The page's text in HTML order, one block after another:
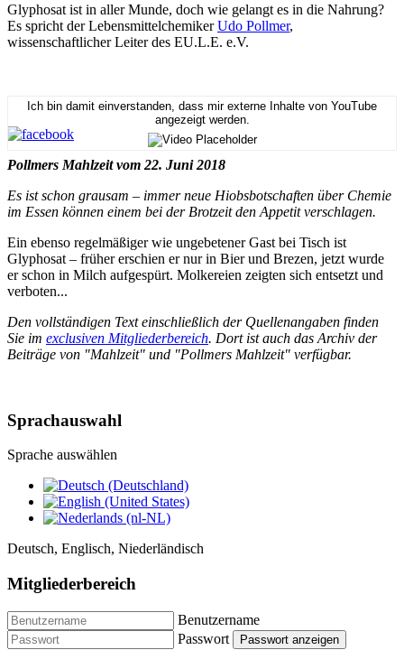
Glyphosat ist in aller Munde, doch wie gelangt es in die Nahrung?
Es spricht der LebensmittelchemikerUdo Pollmer,
wissenschaftlicher Leiter des EU.L.E. e.V.
Ich bin damit einverstanden, dass mir externe Inhalte von YouTube
angezeigt werden.
Pollmers Mahlzeit vom 22. Juni 2018
Es ist schon grausam – immer neue Hiobsbotschaften über Chemie
im Essen können einem bei der Brotzeit den Appetit verschlagen.
Ein ebenso regelmäßiger wie ungebetener Gast bei Tisch ist
Glyphosat – früher erschien er nur in Bier und Brezen, jetzt wurde
er schon in Milch aufgespürt. Molkereien zeigten sich entsetzt und
verboten...
Den vollständigen Text einschließlich der Quellenangaben finden
Sie im exclusiven Mitgliederbereich. Dort ist auch das Archiv der
Beiträge von "Mahlzeit" und "Pollmers Mahlzeit" verfügbar.
Sprachauswahl
Sprache auswählen
Deutsch, Englisch, Niederländisch
Mitgliederbereich
Benutzername
Passwort
Passwort anzeigen